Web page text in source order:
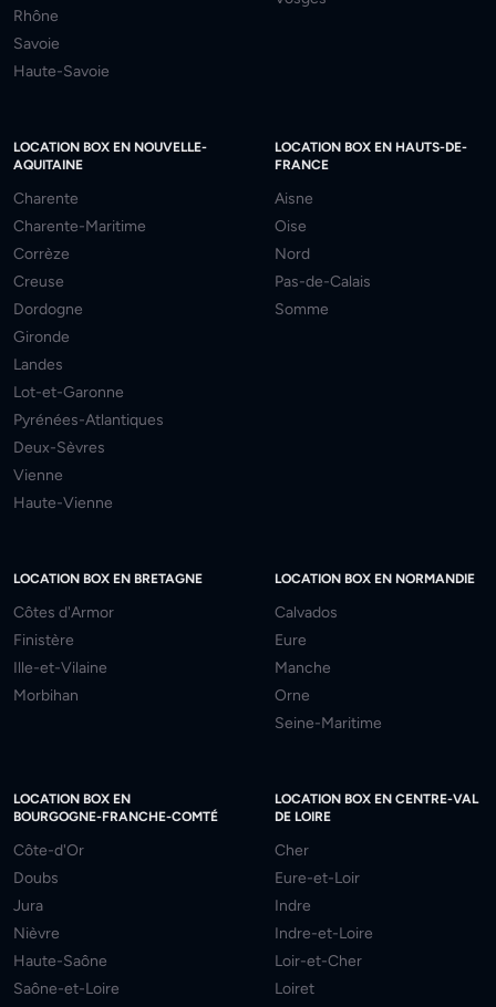
Rhône
Savoie
Haute-Savoie
LOCATION BOX EN NOUVELLE-
AQUITAINE
Charente
Charente-Maritime
Corrèze
Creuse
Dordogne
Gironde
Landes
Lot-et-Garonne
Pyrénées-Atlantiques
Deux-Sèvres
Vienne
Haute-Vienne
LOCATION BOX EN HAUTS-DE-
FRANCE
Aisne
Oise
Nord
Pas-de-Calais
Somme
LOCATION BOX EN BRETAGNE
Côtes d'Armor
Finistère
Ille-et-Vilaine
Morbihan
LOCATION BOX EN NORMANDIE
Calvados
Eure
Manche
Orne
Seine-Maritime
LOCATION BOX EN
BOURGOGNE-FRANCHE-COMTÉ
Côte-d'Or
Doubs
Jura
Nièvre
Haute-Saône
Saône-et-Loire
LOCATION BOX EN CENTRE-VAL
DE LOIRE
Cher
Eure-et-Loir
Indre
Indre-et-Loire
Loir-et-Cher
Loiret